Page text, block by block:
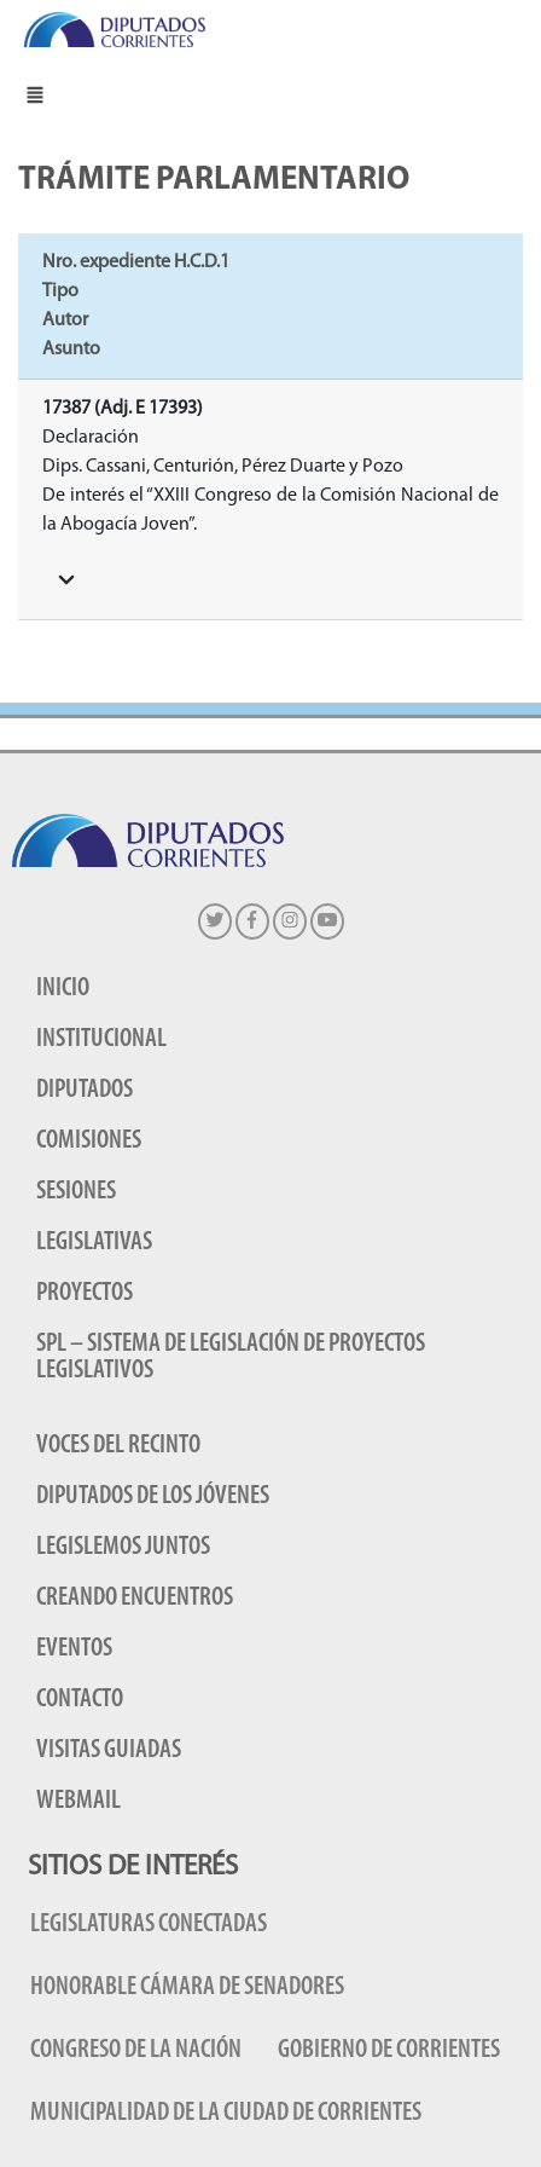
TRÁMITE PARLAMENTARIO
Nro. expediente H.C.D.1
Tipo
Autor
Asunto
17387 (Adj. E 17393)
Declaración
Dips. Cassani, Centurión, Pérez Duarte y Pozo
De interés el “XXIII Congreso de la Comisión Nacional de
la Abogacía Joven”.
INICIO
INSTITUCIONAL
DIPUTADOS
COMISIONES
SESIONES
LEGISLATIVAS
PROYECTOS
SPL – SISTEMA DE LEGISLACIÓN DE PROYECTOS
LEGISLATIVOS
VOCES DEL RECINTO
DIPUTADOS DE LOS JÓVENES
LEGISLEMOS JUNTOS
CREANDO ENCUENTROS
EVENTOS
CONTACTO
VISITAS GUIADAS
WEBMAIL
SITIOS DE INTERÉS
LEGISLATURAS CONECTADAS
HONORABLE CÁMARA DE SENADORES
CONGRESO DE LA NACIÓN GOBIERNO DE CORRIENTES
MUNICIPALIDAD DE LA CIUDAD DE CORRIENTES